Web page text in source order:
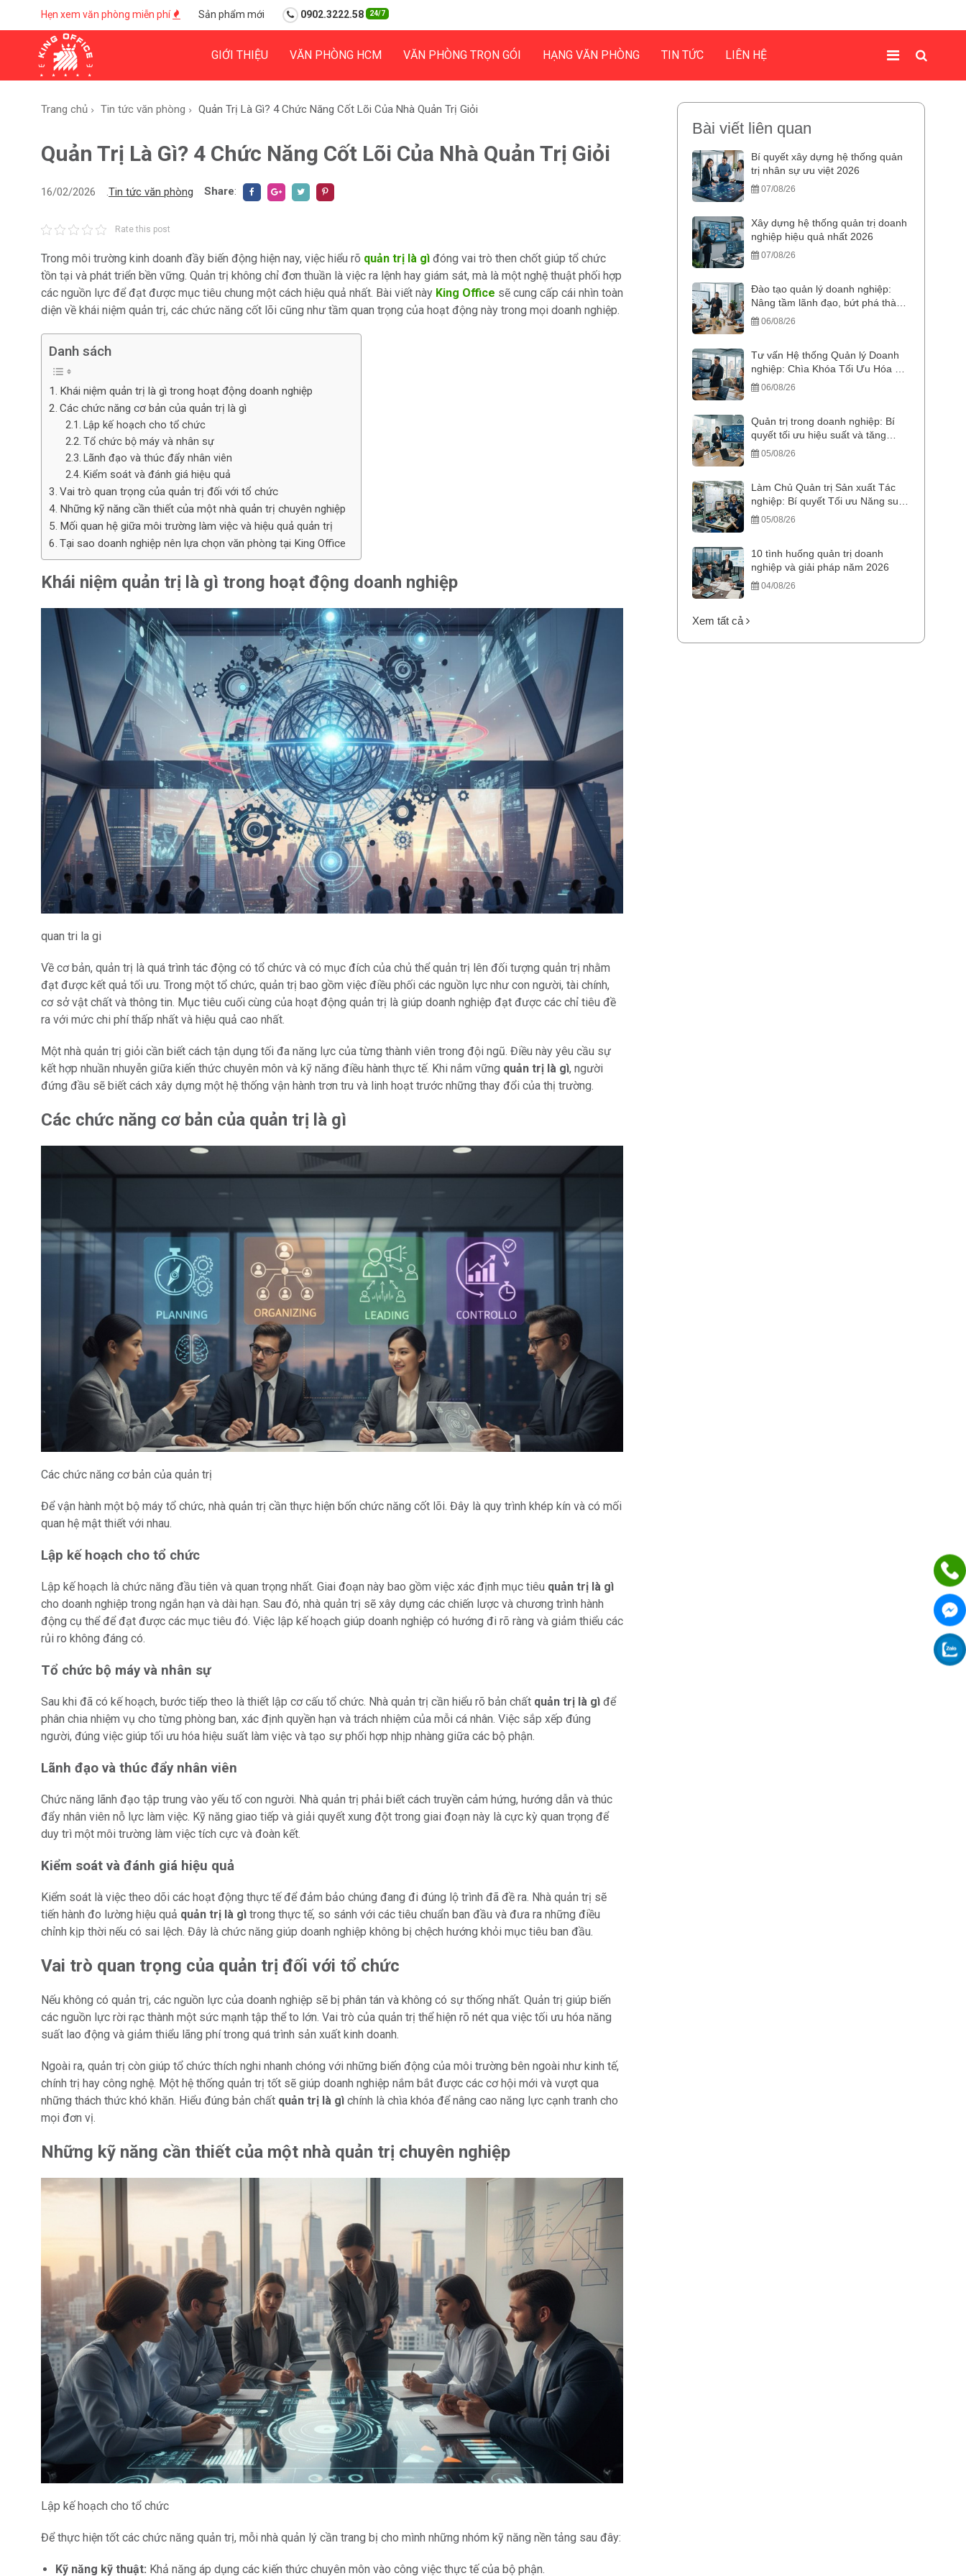
Hẹn xem văn phòng miễn phí Sản phẩm mới 0902.3222.58 24/7
GIỚI THIỆU VĂN PHÒNG HCM VĂN PHÒNG TRỌN GÓI HẠNG VĂN PHÒNG TIN TỨC LIÊN HỆ
Trang chủ Tin tức văn phòng Quản Trị Là Gì? 4 Chức Năng Cốt Lõi Của Nhà Quản Trị Giỏi
Quản Trị Là Gì? 4 Chức Năng Cốt Lõi Của Nhà Quản Trị Giỏi
16/02/2026 .Tin tức văn phòng Share:
Rate this post
Trong môi trường kinh doanh đầy biến động hiện nay, việc hiểu rõ quản trị là gì đóng vai trò then chốt giúp tổ chức
tồn tại và phát triển bền vững. Quản trị không chỉ đơn thuần là việc ra lệnh hay giám sát, mà là một nghệ thuật phối hợp
các nguồn lực để đạt được mục tiêu chung một cách hiệu quả nhất. Bài viết này King Office sẽ cung cấp cái nhìn toàn
diện về khái niệm quản trị, các chức năng cốt lõi cũng như tầm quan trọng của hoạt động này trong mọi doanh nghiệp.
Danh sách
Khái niệm quản trị là gì trong hoạt động doanh nghiệp
Các chức năng cơ bản của quản trị là gì
Lập kế hoạch cho tổ chức
Tổ chức bộ máy và nhân sự
Lãnh đạo và thúc đẩy nhân viên
Kiểm soát và đánh giá hiệu quả
Vai trò quan trọng của quản trị đối với tổ chức
Những kỹ năng cần thiết của một nhà quản trị chuyên nghiệp
Mối quan hệ giữa môi trường làm việc và hiệu quả quản trị
Tại sao doanh nghiệp nên lựa chọn văn phòng tại King Office
Khái niệm quản trị là gì trong hoạt động doanh nghiệp
quan tri la gi
Về cơ bản, quản trị là quá trình tác động có tổ chức và có mục đích của chủ thể quản trị lên đối tượng quản trị nhằm
đạt được kết quả tối ưu. Trong một tổ chức, quản trị bao gồm việc điều phối các nguồn lực như con người, tài chính,
cơ sở vật chất và thông tin. Mục tiêu cuối cùng của hoạt động quản trị là giúp doanh nghiệp đạt được các chỉ tiêu đề
ra với mức chi phí thấp nhất và hiệu quả cao nhất.
Một nhà quản trị giỏi cần biết cách tận dụng tối đa năng lực của từng thành viên trong đội ngũ. Điều này yêu cầu sự
kết hợp nhuần nhuyễn giữa kiến thức chuyên môn và kỹ năng điều hành thực tế. Khi nắm vững quản trị là gì, người
đứng đầu sẽ biết cách xây dựng một hệ thống vận hành trơn tru và linh hoạt trước những thay đổi của thị trường.
Các chức năng cơ bản của quản trị là gì
Các chức năng cơ bản của quản trị
Để vận hành một bộ máy tổ chức, nhà quản trị cần thực hiện bốn chức năng cốt lõi. Đây là quy trình khép kín và có mối
quan hệ mật thiết với nhau.
Lập kế hoạch cho tổ chức
Lập kế hoạch là chức năng đầu tiên và quan trọng nhất. Giai đoạn này bao gồm việc xác định mục tiêu quản trị là gì
cho doanh nghiệp trong ngắn hạn và dài hạn. Sau đó, nhà quản trị sẽ xây dựng các chiến lược và chương trình hành
động cụ thể để đạt được các mục tiêu đó. Việc lập kế hoạch giúp doanh nghiệp có hướng đi rõ ràng và giảm thiểu các
rủi ro không đáng có.
Tổ chức bộ máy và nhân sự
Sau khi đã có kế hoạch, bước tiếp theo là thiết lập cơ cấu tổ chức. Nhà quản trị cần hiểu rõ bản chất quản trị là gì để
phân chia nhiệm vụ cho từng phòng ban, xác định quyền hạn và trách nhiệm của mỗi cá nhân. Việc sắp xếp đúng
người, đúng việc giúp tối ưu hóa hiệu suất làm việc và tạo sự phối hợp nhịp nhàng giữa các bộ phận.
Lãnh đạo và thúc đẩy nhân viên
Chức năng lãnh đạo tập trung vào yếu tố con người. Nhà quản trị phải biết cách truyền cảm hứng, hướng dẫn và thúc
đẩy nhân viên nỗ lực làm việc. Kỹ năng giao tiếp và giải quyết xung đột trong giai đoạn này là cực kỳ quan trọng để
duy trì một môi trường làm việc tích cực và đoàn kết.
Kiểm soát và đánh giá hiệu quả
Kiểm soát là việc theo dõi các hoạt động thực tế để đảm bảo chúng đang đi đúng lộ trình đã đề ra. Nhà quản trị sẽ
tiến hành đo lường hiệu quả quản trị là gì trong thực tế, so sánh với các tiêu chuẩn ban đầu và đưa ra những điều
chỉnh kịp thời nếu có sai lệch. Đây là chức năng giúp doanh nghiệp không bị chệch hướng khỏi mục tiêu ban đầu.
Vai trò quan trọng của quản trị đối với tổ chức
Nếu không có quản trị, các nguồn lực của doanh nghiệp sẽ bị phân tán và không có sự thống nhất. Quản trị giúp biến
các nguồn lực rời rạc thành một sức mạnh tập thể to lớn. Vai trò của quản trị thể hiện rõ nét qua việc tối ưu hóa năng
suất lao động và giảm thiểu lãng phí trong quá trình sản xuất kinh doanh.
Ngoài ra, quản trị còn giúp tổ chức thích nghi nhanh chóng với những biến động của môi trường bên ngoài như kinh tế,
chính trị hay công nghệ. Một hệ thống quản trị tốt sẽ giúp doanh nghiệp nắm bắt được các cơ hội mới và vượt qua
những thách thức khó khăn. Hiểu đúng bản chất quản trị là gì chính là chìa khóa để nâng cao năng lực cạnh tranh cho
mọi đơn vị.
Những kỹ năng cần thiết của một nhà quản trị chuyên nghiệp
Lập kế hoạch cho tổ chức
Để thực hiện tốt các chức năng quản trị, mỗi nhà quản lý cần trang bị cho mình những nhóm kỹ năng nền tảng sau đây:
Kỹ năng kỹ thuật: Khả năng áp dụng các kiến thức chuyên môn vào công việc thực tế của bộ phận.
Bài viết liên quan
Bí quyết xây dựng hệ thống quản
trị nhân sự ưu việt 2026
07/08/26
Xây dựng hệ thống quản trị doanh
nghiệp hiệu quả nhất 2026
07/08/26
Đào tạo quản lý doanh nghiệp:
Nâng tầm lãnh đạo, bứt phá thành
công06/08/26
Tư vấn Hệ thống Quản lý Doanh
nghiệp: Chìa Khóa Tối Ưu Hóa &
Bứt Phá Doanh Thu
06/08/26
Quản trị trong doanh nghiệp: Bí
quyết tối ưu hiệu suất và tăng
trưởng bền vững
05/08/26
Làm Chủ Quản trị Sản xuất Tác
nghiệp: Bí quyết Tối ưu Năng suất
và Chi phí
05/08/26
10 tình huống quản trị doanh
nghiệp và giải pháp năm 2026
04/08/26
Xem tất cả